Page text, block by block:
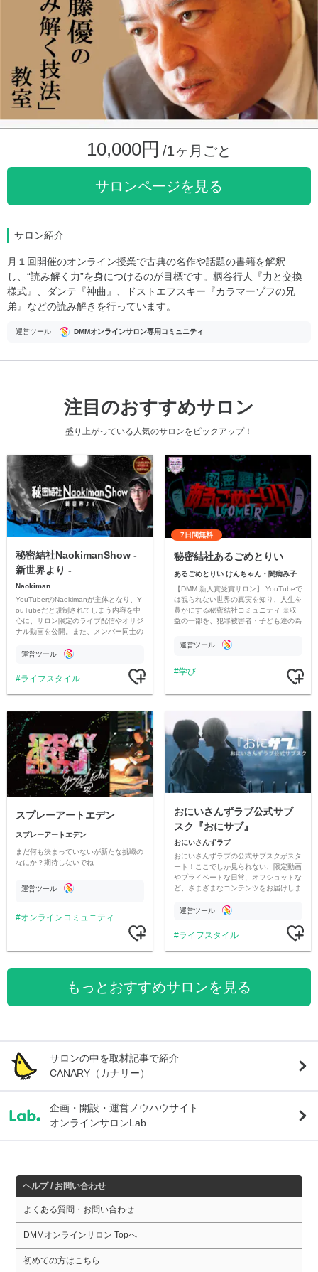
10,000円 /1ヶ月ごと
サロンページを見る
サロン紹介
月１回開催のオンライン授業で古典の名作や話題の書籍を解釈
し、“読み解く力”を身につけるのが目標です。柄谷行人『力と交換
様式』、ダンテ『神曲』、ドストエフスキー『カラマーゾフの兄
弟』などの読み解きを行っています。
運営ツール DMMオンラインサロン専用コミュニティ
注目のおすすめサロン
盛り上がっている人気のサロンをピックアップ！
秘密結社NaokimanShow -
新世界より -
Naokiman
YouTuberのNaokimanが主体となり、Y
ouTubeだと規制されてしまう内容を中
心に、サロン限定のライブ配信やオリジ
ナル動画を公開。また、メンバー同士の
ただいています。
運営ツール
ライフスタイル
7日間無料
秘密結社あるごめとりい
あるごめとりい けんちゃん・闇病み子
【DMM 新人賞受賞サロン】 YouTubeで
は観られない世界の真実を知り、人生を
豊かにする秘密結社コミュニティ ※収
益の一部を、犯罪被害者・子ども達の為
す運営ツール
学び
スプレーアートエデン
スプレーアートエデン
まだ何も決まっていないが新たな挑戦の
なにか？期待しないでね
運営ツール
オンラインコミュニティ
おにいさんずラブ公式サブ
スク『おにサブ』
おにいさんずラブ
おにいさんずラブの公式サブスクがスタ
ート！ここでしか見られない、限定動画
やプライベートな日常、オフショットな
ど、さまざまなコンテンツをお届けしま
運営ツール
ライフスタイル
もっとおすすめサロンを見る
サロンの中を取材記事で紹介
CANARY（カナリー）
企画・開設・運営ノウハウサイト
オンラインサロンLab.
ヘルプ / お問い合わせ
よくある質問・お問い合わせ
DMMオンラインサロン Topへ
初めての方はこちら